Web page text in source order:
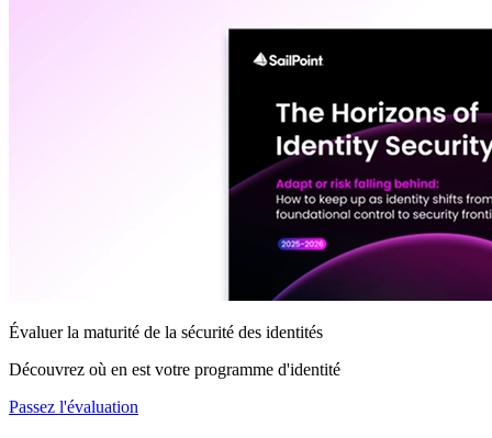
Évaluer la maturité de la sécurité des identités
Découvrez où en est votre programme d'identité
Passez l'évaluation